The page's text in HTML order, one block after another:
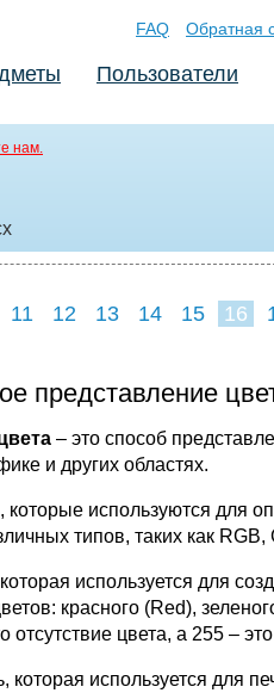
FAQ Обратная
Пользователи
нам.
11 12 13 14 15 16
представление
– это способ
и других областях.
которые используются для
типов, таких как
используется для
красного (Red),
отсутствие цвета, а 255 –
которая используется для